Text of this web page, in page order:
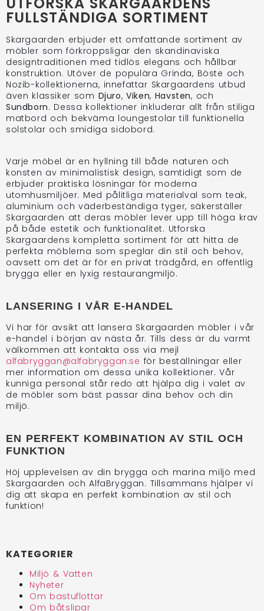
FULLSTÄNDIGA SORTIMENT
Skargaarden erbjuder ett omfattande sortiment av
möbler som förkroppsligar den skandinaviska
designtraditionen med tidlös elegans och hållbar
konstruktion. Utöver de populära Grinda, Böste och
Nozib-kollektionerna, innefattar Skargaardens utbud
även klassiker som Djuro,Viken, Havsten, och
Sundborn. Dessa kollektioner inkluderar allt från stiliga
matbord och bekväma loungestolar till funktionella
solstolar och smidiga sidobord.
Varje möbel är en hyllning till både naturen och
konsten av minimalistisk design, samtidigt som de
erbjuder praktiska lösningar för moderna
utomhusmiljöer. Med pålitliga materialval som teak,
aluminium och väderbeständiga tyger, säkerställer
Skargaarden att deras möbler lever upp till höga krav
på både estetik och funktionalitet. Utforska
Skargaardens kompletta sortiment för att hitta de
perfekta möblerna som speglar din stil och behov,
oavsett om det är för en privat trädgård, en offentlig
brygga eller en lyxig restaurangmiljö.
LANSERING I VÅR E-HANDEL
Vi har för avsikt att lansera Skargaarden möbler i vår
e-handel i början av nästa år. Tills dess är du varmt
välkommen att kontakta oss via mejl
alfabryggan@alfabryggan.se för beställningar eller
mer information om dessa unika kollektioner. Vår
kunniga personal står redo att hjälpa dig i valet av
de möbler som bäst passar dina behov och din
miljö.
EN PERFEKT KOMBINATION AV STIL OCH
FUNKTION
Höj upplevelsen av din brygga och marina miljö med
Skargaarden och AlfaBryggan. Tillsammans hjälper vi
dig att skapa en perfekt kombination av stil och
funktion!
KATEGORIER
Miljö & Vatten
Nyheter
Om bastuflottar
Om båtslipar